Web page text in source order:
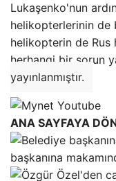
Lukaşenko'nun
helikopterlerinin de
helikopterin de Rus
herhangi bir sorun
yayınlanmıştır.
ANA SAYFAYA
başkanına